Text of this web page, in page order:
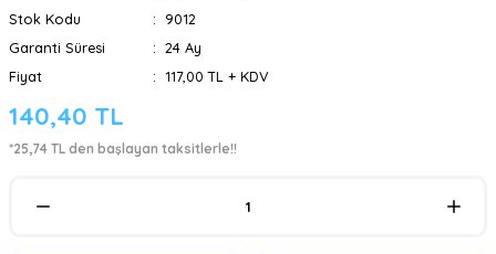
Stok Kodu
9012
Garanti Süresi
24 Ay
Fiyat
117,00 TL + KDV
140,40 TL
*25,74 TL den başlayan taksitlerle!!